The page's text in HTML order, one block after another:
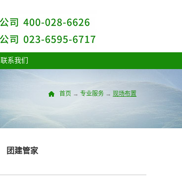
联系我们
首页 → 专业服务 → 现场布置
团建管家